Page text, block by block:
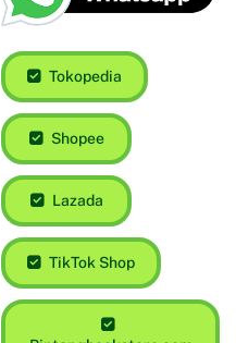
Tokopedia
Shopee
Lazada
TikTok Shop